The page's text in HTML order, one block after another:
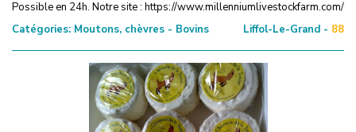
Possible en 24h. Notre site : https://www.millenniumlivestockfarm.com/
Catégories: Moutons, chèvres - Bovins Liffol-Le-Grand - 88